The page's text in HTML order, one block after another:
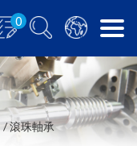
0
滾珠軸承